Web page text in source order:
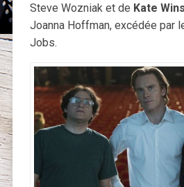
Steve Wozniak et de Kate
Joanna Hoffman, excédée par
Jobs.